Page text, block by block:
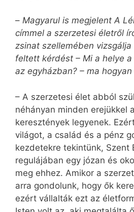
– Magyarul is megjelent A
címmel a szerzetesi életről
zsinat szellemében
feltett kérdést – Mi a helye
az egyházban? – ma
– A szerzetesi élet abból
néhányan minden erejükkel
keresztények legyenek.
világot, a család és a pénz
kezdetekre tekintünk, Szent
regulájában egy józan és
meg ehhez. Amikor a
arra gondolunk, hogy ők
ezért vállalták ezt az